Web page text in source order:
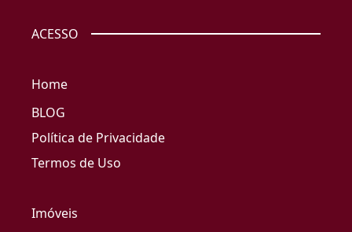
ACESSO
Home
BLOG
Política de Privacidade
Termos de Uso
Imóveis